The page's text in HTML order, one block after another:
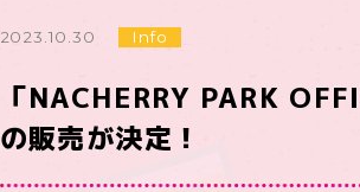
2023.10.30 Info
「NACHERRY PARK
の販売が決定！